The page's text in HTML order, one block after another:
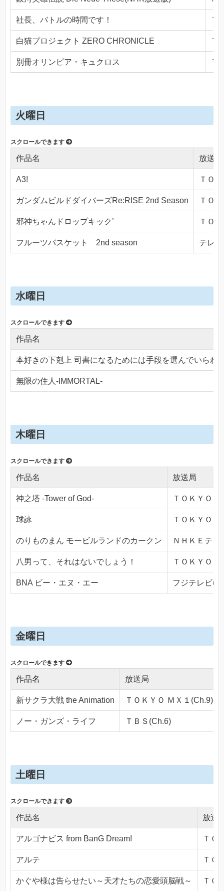
社長、バトルの時間です！ Ｔ
白猫プロジェクト ZERO CHRONICLE Ｔ
別冊オリンピア・キュクロス Ｔ
火曜日
作品名 放送局
A3! ＴＯ
ガンダムビルドダイバーズRe:RISE 2nd Season ＴＯ
邪神ちゃんドロップキック’ ＴＯ
フルーツバスケット 2nd season テレ
水曜日
作品名
本好きの下剋上 司書になるためには手段を選んでいられ
無限の住人-IMMORTAL-
木曜日
作品名 放送局
神之塔 -Tower of God- ＴＯＫＹＯ
球詠 ＴＯＫＹＯ
のりものまん モービルランドのカークン ＮＨＫＥテレ
八男って、それはないでしょう！ ＴＯＫＹＯ
BNA ビー・エヌ・エー フジテレビ
金曜日
作品名 放送局
新サクラ大戦 the Animation ＴＯＫＹＯ ＭＸ１(Ch.9)
ノー・ガンズ・ライフ ＴＢＳ(Ch.6)
土曜日
作品名 放送
アルゴナビス from BanG Dream! ＴＯ
アルテ ＴＯ
かぐや様は告らせたい～天才たちの恋愛頭脳戦～ ＴＯ